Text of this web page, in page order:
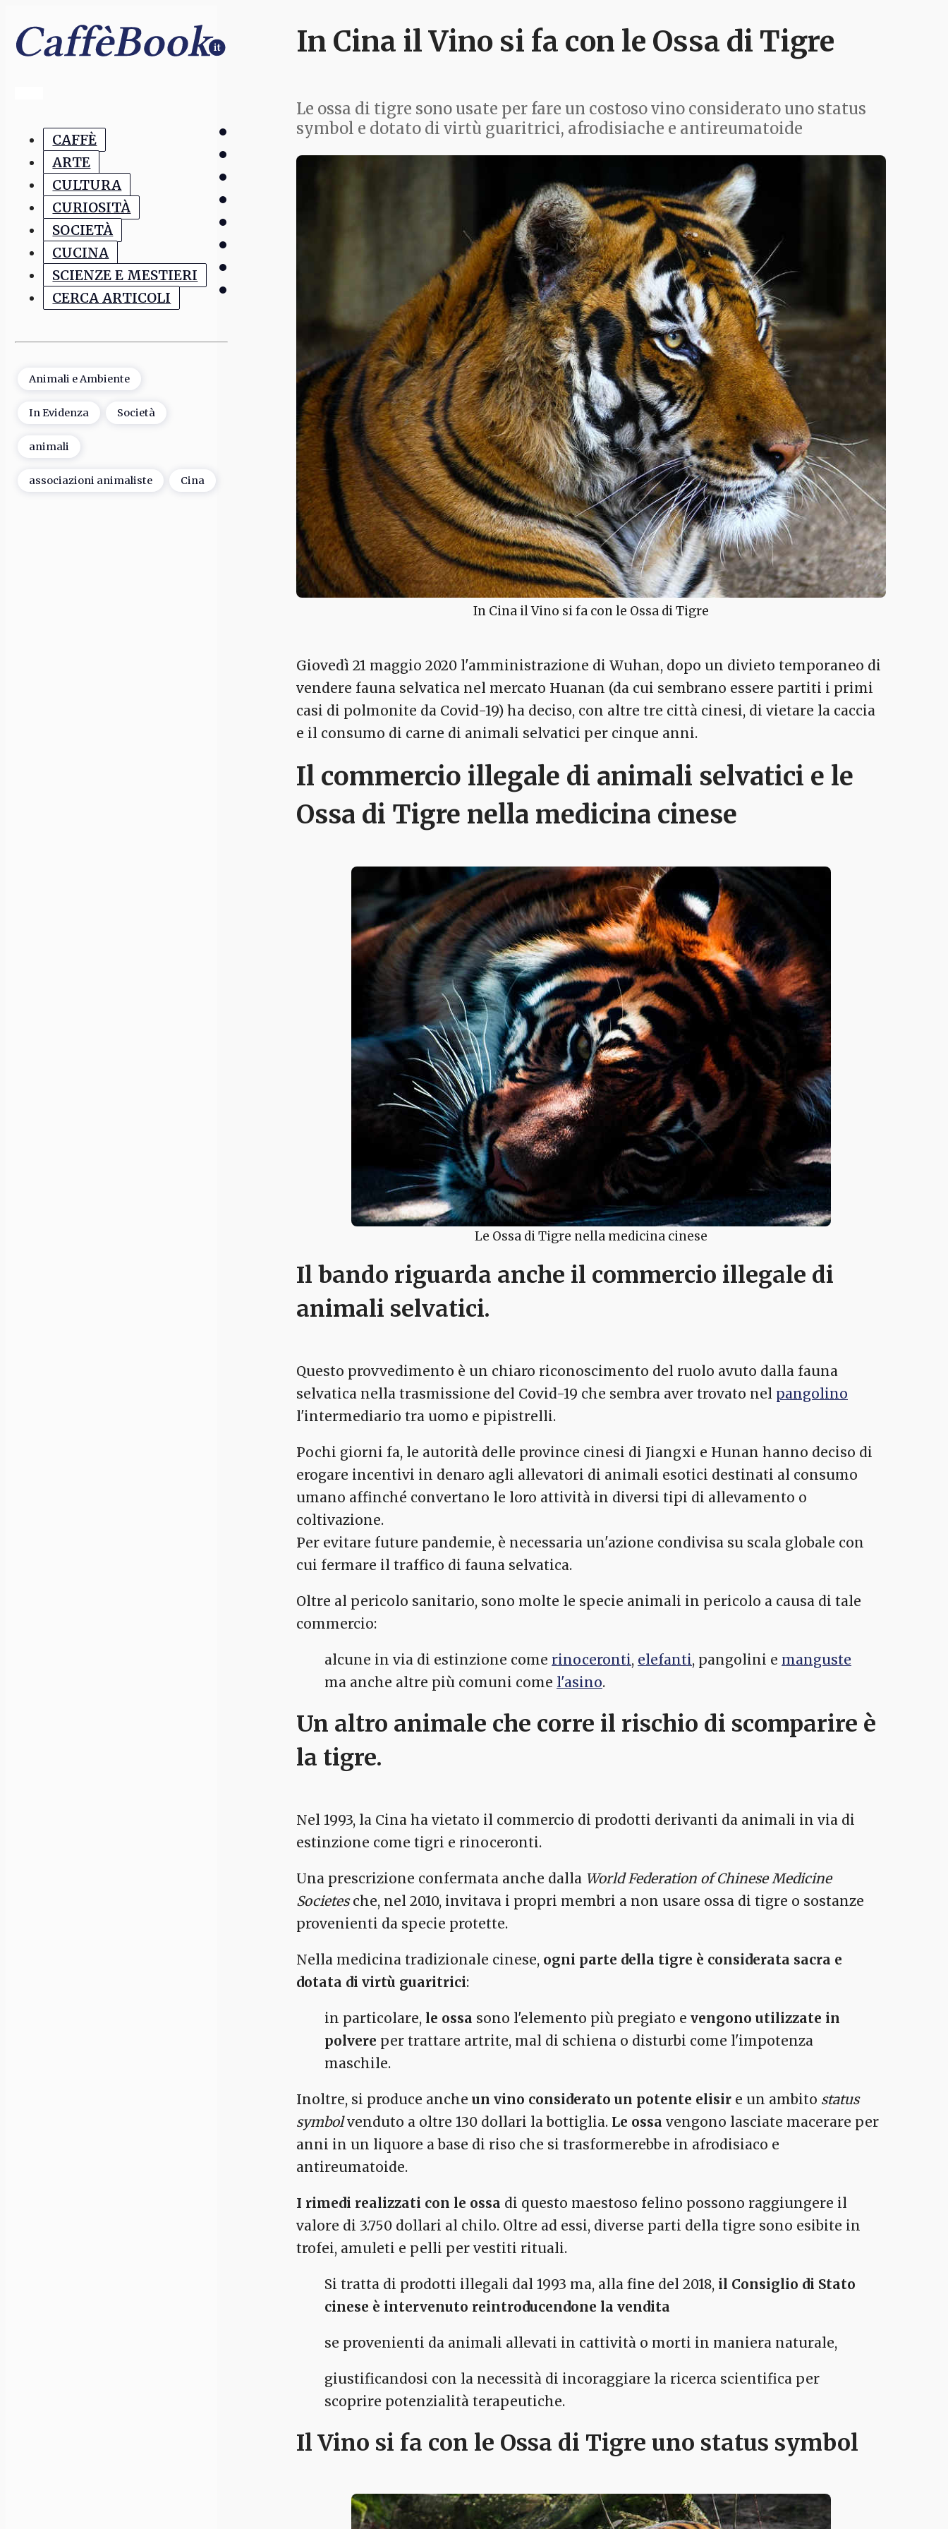
CAFFÈ
ARTE
CULTURA
CURIOSITÀ
SOCIETÀ
CUCINA
SCIENZE E MESTIERI
CERCA ARTICOLI
Animali e Ambiente
In Evidenza Società
animali
associazioni animaliste Cina
In Cina il Vino si fa con le Ossa di Tigre
Le ossa di tigre sono usate per fare un costoso vino considerato uno status
symbol e dotato di virtù guaritrici, afrodisiache e antireumatoide
In Cina il Vino si fa con le Ossa di Tigre
Giovedì 21 maggio 2020 l'amministrazione di Wuhan, dopo un divieto temporaneo di
vendere fauna selvatica nel mercato Huanan (da cui sembrano essere partiti i primi
casi di polmonite da Covid-19) ha deciso, con altre tre città cinesi, di vietare la caccia
e il consumo di carne di animali selvatici per cinque anni.
Il commercio illegale di animali selvatici e le
Ossa di Tigre nella medicina cinese
Le Ossa di Tigre nella medicina cinese
Il bando riguarda anche il commercio illegale di
animali selvatici.
Questo provvedimento è un chiaro riconoscimento del ruolo avuto dalla fauna
selvatica nella trasmissione del Covid-19 che sembra aver trovato nel pangolino
l'intermediario tra uomo e pipistrelli.
Pochi giorni fa, le autorità delle province cinesi di Jiangxi e Hunan hanno deciso di
erogare incentivi in denaro agli allevatori di animali esotici destinati al consumo
umano affinché convertano le loro attività in diversi tipi di allevamento o
coltivazione.
Per evitare future pandemie, è necessaria un'azione condivisa su scala globale con
cui fermare il traffico di fauna selvatica.
Oltre al pericolo sanitario, sono molte le specie animali in pericolo a causa di tale
commercio:
alcune in via di estinzione come rinoceronti, elefanti, pangolini e manguste
ma anche altre più comuni come l'asino.
Un altro animale che corre il rischio di scomparire è
la tigre.
Nel 1993, la Cina ha vietato il commercio di prodotti derivanti da animali in via di
estinzione come tigri e rinoceronti.
Una prescrizione confermata anche dalla World Federation of Chinese Medicine
Societesche, nel 2010, invitava i propri membri a non usare ossa di tigre o sostanze
provenienti da specie protette.
Nella medicina tradizionale cinese, ogni parte della tigre è considerata sacra e
dotata di virtù guaritrici:
in particolare, le ossa sono l'elemento più pregiato e vengono utilizzate in
polvere per trattare artrite, mal di schiena o disturbi come l'impotenza
maschile.
Inoltre, si produce anche un vino considerato un potente elisir e un ambito status
symbolvenduto a oltre 130 dollari la bottiglia. Le ossa vengono lasciate macerare per
anni in un liquore a base di riso che si trasformerebbe in afrodisiaco e
antireumatoide.
I rimedi realizzati con le ossa di questo maestoso felino possono raggiungere il
valore di 3.750 dollari al chilo. Oltre ad essi, diverse parti della tigre sono esibite in
trofei, amuleti e pelli per vestiti rituali.
Si tratta di prodotti illegali dal 1993 ma, alla fine del 2018, il Consiglio di Stato
cinese è intervenuto reintroducendone la vendita
se provenienti da animali allevati in cattività o morti in maniera naturale,
giustificandosi con la necessità di incoraggiare la ricerca scientifica per
scoprire potenzialità terapeutiche.
Il Vino si fa con le Ossa di Tigre uno status symbol